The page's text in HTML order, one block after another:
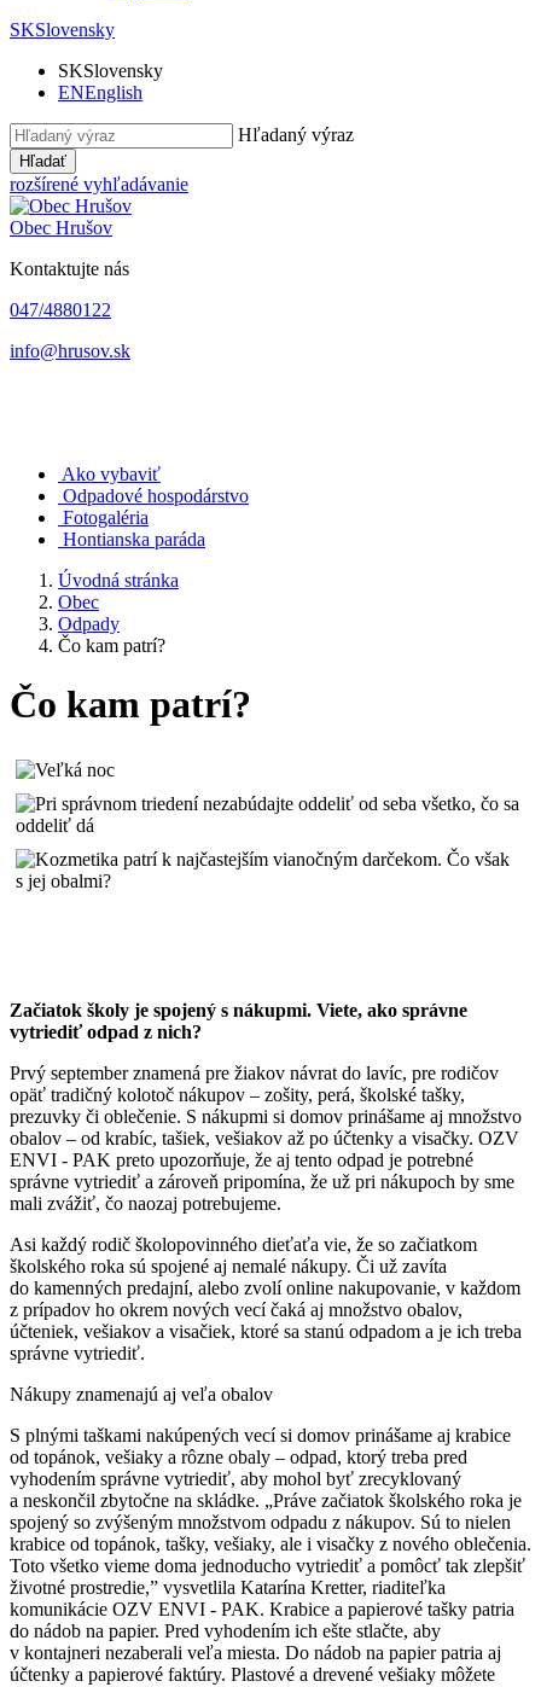
SKSlovensky
SKSlovensky
ENEnglish
Hľadaný výraz
Hľadať
rozšírené vyhľadávanie
Obec Hrušov
Kontaktujte nás
047/4880122
info@hrusov.sk
Ako vybaviť
Odpadové hospodárstvo
Fotogaléria
Hontianska paráda
Úvodná stránka
Obec
Odpady
Čo kam patrí?
Čo kam patrí?
Začiatok školy je spojený s nákupmi. Viete, ako správne
vytriediť odpad z nich?
Prvý september znamená pre žiakov návrat do lavíc, pre rodičov
opäť tradičný kolotoč nákupov – zošity, perá, školské tašky,
prezuvky či oblečenie. S nákupmi si domov prinášame aj množstvo
obalov – od krabíc, tašiek, vešiakov až po účtenky a visačky. OZV
ENVI - PAK preto upozorňuje, že aj tento odpad je potrebné
správne vytriediť a zároveň pripomína, že už pri nákupoch by sme
mali zvážiť, čo naozaj potrebujeme.
Asi každý rodič školopovinného dieťaťa vie, že so začiatkom
školského roka sú spojené aj nemalé nákupy. Či už zavíta
do kamenných predajní, alebo zvolí online nakupovanie, v každom
z prípadov ho okrem nových vecí čaká aj množstvo obalov,
účteniek, vešiakov a visačiek, ktoré sa stanú odpadom a je ich treba
správne vytriediť.
Nákupy znamenajú aj veľa obalov
S plnými taškami nakúpených vecí si domov prinášame aj krabice
od topánok, vešiaky a rôzne obaly – odpad, ktorý treba pred
vyhodením správne vytriediť, aby mohol byť zrecyklovaný
a neskončil zbytočne na skládke. „Práve začiatok školského roka je
spojený so zvýšeným množstvom odpadu z nákupov. Sú to nielen
krabice od topánok, tašky, vešiaky, ale i visačky z nového oblečenia.
Toto všetko vieme doma jednoducho vytriediť a pomôcť tak zlepšiť
životné prostredie,” vysvetlila Katarína Kretter, riaditeľka
komunikácie OZV ENVI - PAK. Krabice a papierové tašky patria
do nádob na papier. Pred vyhodením ich ešte stlačte, aby
v kontajneri nezaberali veľa miesta. Do nádob na papier patria aj
účtenky a papierové faktúry. Plastové a drevené vešiaky môžete